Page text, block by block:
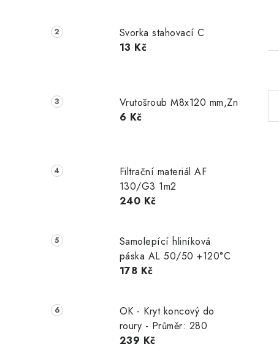
Svorka stahovací C
13 Kč
Vrutošroub M8x120 mm,Zn
6 Kč
Filtrační materiál AF
130/G3 1m2
240 Kč
Samolepící hliníková
páska AL 50/50 +120°C
178 Kč
OK - Kryt koncový do
roury - Průměr: 280
239 Kč